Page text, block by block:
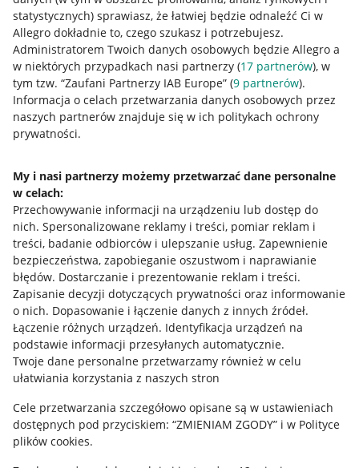
statystycznych) sprawiasz, że łatwiej będzie odnaleźć Ci w
Allegro dokładnie to, czego szukasz i potrzebujesz.
Administratorem Twoich danych osobowych będzie Allegro a
w niektórych przypadkach nasi partnerzy (17 partnerów), w
tym tzw. “Zaufani Partnerzy IAB Europe” (9 partnerów).
Informacja o celach przetwarzania danych osobowych przez
naszych partnerów znajduje się w ich politykach ochrony
prywatności.
My i nasi partnerzy możemy przetwarzać dane personalne
w celach:
Przechowywanie informacji na urządzeniu lub dostęp do
nich. Spersonalizowane reklamy i treści, pomiar reklam i
treści, badanie odbiorców i ulepszanie usług. Zapewnienie
bezpieczeństwa, zapobieganie oszustwom i naprawianie
błędów. Dostarczanie i prezentowanie reklam i treści.
Zapisanie decyzji dotyczących prywatności oraz informowanie
o nich. Dopasowanie i łączenie danych z innych źródeł.
Łączenie różnych urządzeń. Identyfikacja urządzeń na
podstawie informacji przesyłanych automatycznie.
Twoje dane personalne przetwarzamy również w celu
ułatwiania korzystania z naszych stron
Cele przetwarzania szczegółowo opisane są w ustawieniach
dostępnych pod przyciskiem: “ZMIENIAM ZGODY” i w Polityce
plików cookies.
Przydatne informacje
Jak to działa
Allegro Gadane dla sprzedających
Allegro Gadane dla kupujących
Mapa miejscowości
Informacje prawne
Regulamin
Polityka plików "cookies"
Ustawienia plików "cookies"
Udostępnianie lokalizacji
Informacje dla Aktu o Usługach Cyfrowych